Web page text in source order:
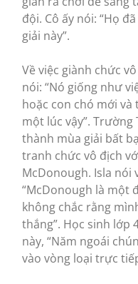
đội. Cô ấy nói: “Họ
giải này”.
Về việc giành chức
nói: “Nó giống như
hoặc con chó mới
một lúc vậy”.
thành mùa giải bất
tranh chức vô địch
McDonough. Isla nói
“McDonough là một
không chắc rằng
thắng”. Học sinh lớp
này, “Năm ngoái
vào vòng loại trực